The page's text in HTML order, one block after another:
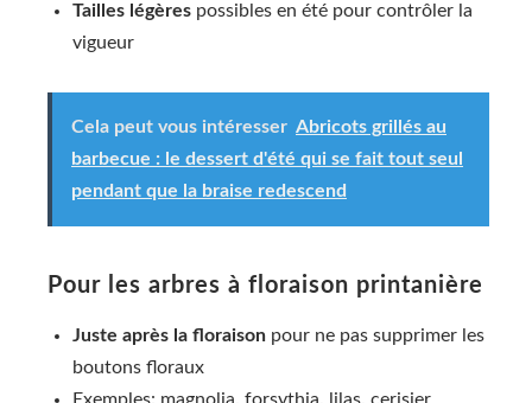
Tailles légères possibles en été pour contrôler la
vigueur
Cela peut vous intéresser Abricots grillés au
barbecue : le dessert d'été qui se fait tout seul
pendant que la braise redescend
Pour les arbres à floraison printanière
Juste après la floraison pour ne pas supprimer les
boutons floraux
Exemples: magnolia, forsythia, lilas, cerisier